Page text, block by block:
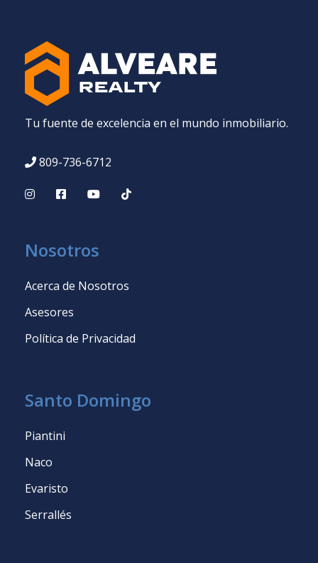
Tu fuente de excelencia en el mundo inmobiliario.
809-736-6712
Nosotros
Acerca de Nosotros
Asesores
Política de Privacidad
Santo Domingo
Piantini
Naco
Evaristo
Serrallés